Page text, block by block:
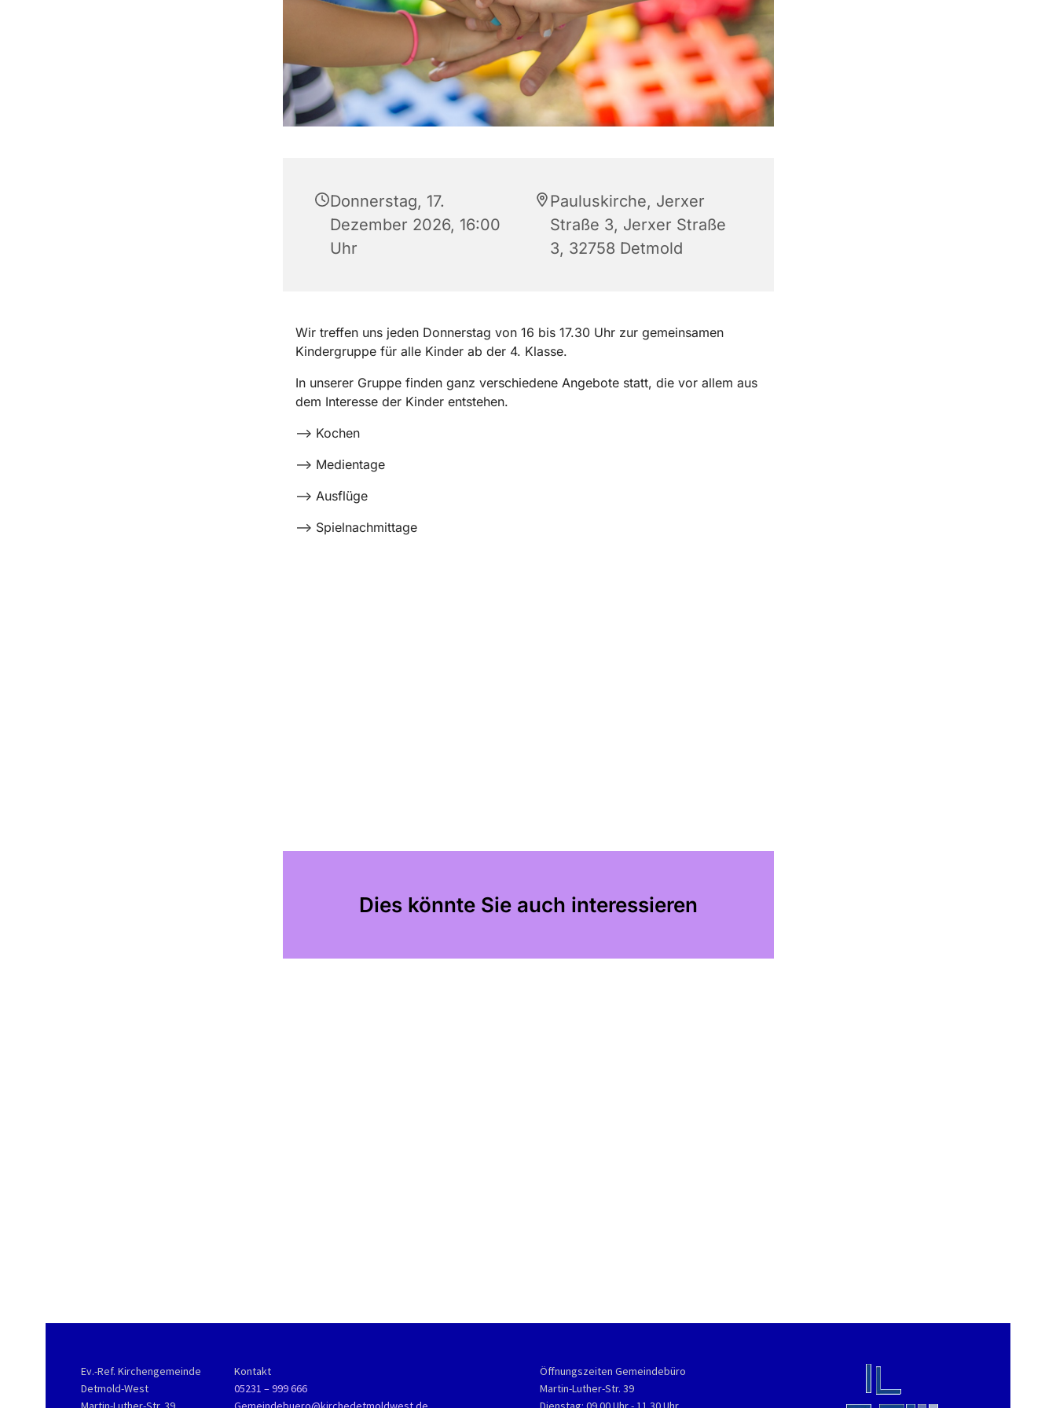
Donnerstag, 17.
Dezember 2026, 16:00
Uhr
Pauluskirche, Jerxer
Straße 3, Jerxer Straße
3, 32758 Detmold
Wir treffen uns jeden Donnerstag von 16 bis 17.30 Uhr zur gemeinsamen
Kindergruppe für alle Kinder ab der 4. Klasse.
In unserer Gruppe finden ganz verschiedene Angebote statt, die vor allem aus
dem Interesse der Kinder entstehen.
--> Kochen
--> Medientage
--> Ausflüge
--> Spielnachmittage
Dies könnte Sie auch interessieren
Ev.-Ref. Kirchengemeinde
Detmold-West
Kontakt
05231 – 999 666
Öffnungszeiten Gemeindebüro
Martin-Luther-Str. 39